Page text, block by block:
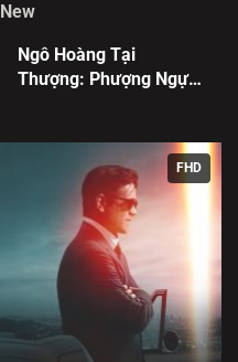
New
Ngô Hoàng Tại
Thượng: Phượng Ngự
FHD